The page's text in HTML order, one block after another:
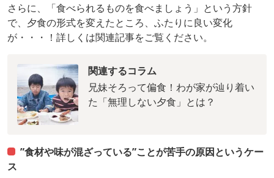
さらに、「食べられるものを食べましょう」という方針
で、夕食の形式を変えたところ、ふたりに良い変化
が・・・！詳しくは関連記事をご覧ください。
関連するコラム
兄妹そろって偏食！わが家が辿り着い
た「無理しない夕食」とは？
”食材や味が混ざっている”ことが苦手の原因というケー
ス